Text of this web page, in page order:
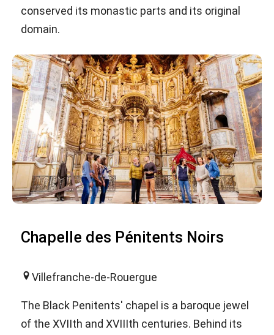
conserved its monastic parts and its original
domain.
Chapelle des Pénitents Noirs
Villefranche-de-Rouergue
The Black Penitents' chapel is a baroque jewel
of the XVIIth and XVIIIth centuries. Behind its